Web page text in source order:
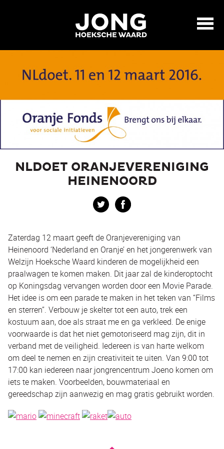
NLDOET ORANJEVERENIGING
HEINENOORD
Twitter
Zaterdag 12 maart geeft de Oranjevereniging van
Heinenoord ‘Nederland en Oranje’ en het jongerenwerk van
Welzijn Hoeksche Waard kinderen de mogelijkheid een
praalwagen te komen maken. Dit jaar zal de kinderoptocht
op Koningsdag vervangen worden door een Movie Parade.
Het idee is om een parade te maken in het teken van “Films
en sterren”. Verbouw je skelter tot een auto, trek een
kostuum aan, doe als straat me en ga verkleed. De enige
voorwaarde is dat het niet gemotoriseerd mag zijn, dit in
verband met de veiligheid. Iedereen is van harte welkom
om deel te nemen en zijn creativiteit te uiten. Van 9:00 tot
17:00 kan iedereen naar jongrencentrum Joeno komen om
iets te maken. Voorbeelden, bouwmateriaal en
gereedschap zijn aanwezig en mag gratis gebruikt worden.